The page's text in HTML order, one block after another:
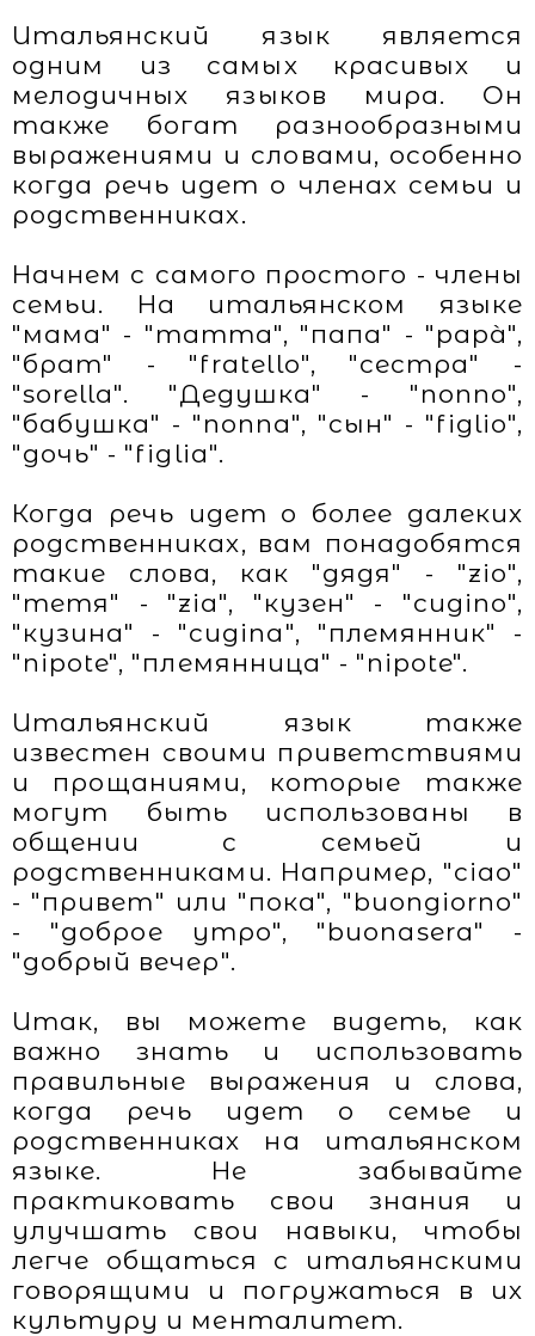
Итальянский язык является
одним из самых красивых и
мелодичных языков мира. Он
также богат разнообразными
выражениями и словами, особенно
когда речь идет о членах семьи и
родственниках.
Начнем с самого простого - члены
семьи. На итальянском языке
"мама" - "mamma", "папа" - "papà",
"брат" - "fratello", "сестра" -
"sorella". "Дедушка" - "nonno",
"бабушка" - "nonna", "сын" - "figlio",
"дочь" - "figlia".
Когда речь идет о более далеких
родственниках, вам понадобятся
такие слова, как "дядя" - "zio",
"тетя" - "zia", "кузен" - "cugino",
"кузина" - "cugina", "племянник" -
"nipote", "племянница" - "nipote".
Итальянский язык также
известен своими приветствиями
и прощаниями, которые также
могут быть использованы в
общении с семьей и
родственниками. Например, "ciao"
- "привет" или "пока", "buongiorno"
- "доброе утро", "buonasera" -
"добрый вечер".
Итак, вы можете видеть, как
важно знать и использовать
правильные выражения и слова,
когда речь идет о семье и
родственниках на итальянском
языке. Не забывайте
практиковать свои знания и
улучшать свои навыки, чтобы
легче общаться с итальянскими
говорящими и погружаться в их
культуру и менталитет.